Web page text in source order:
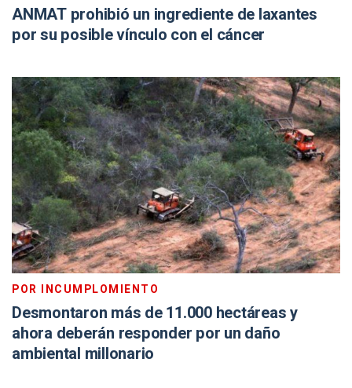
ANMAT prohibió un ingrediente de laxantes
por su posible vínculo con el cáncer
POR INCUMPLOMIENTO
Desmontaron más de 11.000 hectáreas y
ahora deberán responder por un daño
ambiental millonario